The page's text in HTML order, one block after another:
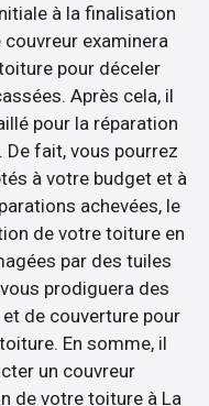
à la finalisation
examinera
pour déceler
Après cela, il
pour la réparation
fait, vous pourrez
à votre budget et à
achevées, le
de votre toiture en
par des tuiles
prodiguera des
de couverture pour
En somme, il
un couvreur
de votre toiture à La